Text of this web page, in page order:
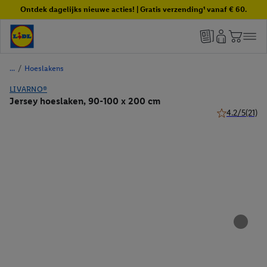
Ontdek dagelijks nieuwe acties! | Gratis verzending¹ vanaf € 60.
/ Hoeslakens
LIVARNO®
Jersey hoeslaken, 90-100 x 200 cm
4.2/5(21)